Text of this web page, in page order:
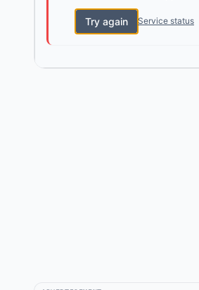
Try again Service status